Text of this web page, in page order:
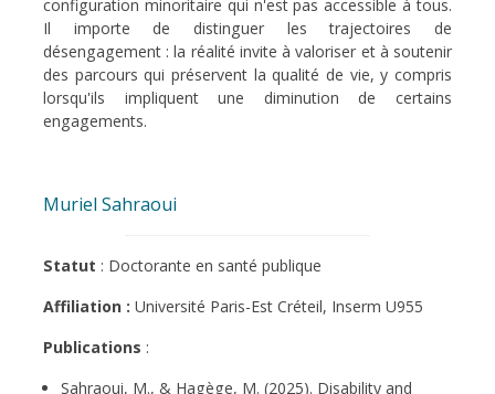
configuration minoritaire qui n'est pas accessible à tous.
Il importe de distinguer les trajectoires de
désengagement : la réalité invite à valoriser et à soutenir
des parcours qui préservent la qualité de vie, y compris
lorsqu'ils impliquent une diminution de certains
engagements.
Muriel Sahraoui
Statut : Doctorante en santé publique
Affiliation : Université Paris-Est Créteil, Inserm U955
Publications :
Sahraoui, M., & Hagège, M. (2025). Disability and